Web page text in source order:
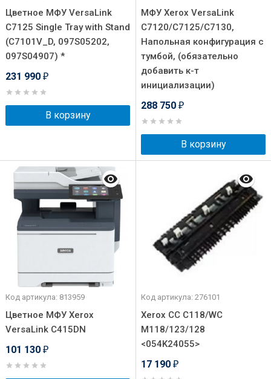
Цветное МФУ VersaLink
C7125 Single Tray with Stand
(C7101V_D, 097S05202,
097S04907) *
231 990 ₽
В корзину
МФУ Xerox VersaLink
C7120/C7125/C7130,
Напольная конфигурация с
тумбой, (обязательно
добавить к-т
инициализации)
288 750 ₽
В корзину
Код артикула: 813959
Цветное МФУ Xerox
VersaLink C415DN
101 130 ₽
Код артикула: 276101
Xerox CC C118/WC
M118/123/128
<054K24055>
17 190 ₽